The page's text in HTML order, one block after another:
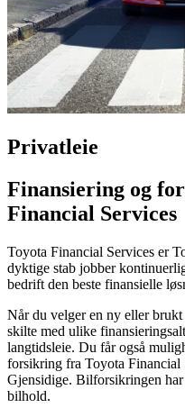
Privatleie
Finansiering og
Financial Services
Toyota Financial Services er
dyktige stab jobber
bedrift den beste finansielle
Når du velger en ny eller
skilte med ulike
langtidsleie. Du får også
forsikring fra Toyota Financial
Gjensidige. Bilforsikringen
bilhold.